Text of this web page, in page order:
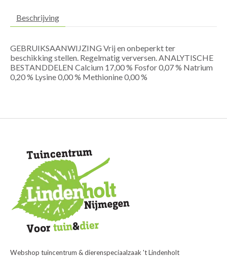
Beschrijving
GEBRUIKSAANWIJZING Vrij en onbeperkt ter
beschikking stellen. Regelmatig verversen. ANALYTISCHE
BESTANDDELEN Calcium 17,00 % Fosfor 0,07 % Natrium
0,20 % Lysine 0,00 % Methionine 0,00 %
Webshop tuincentrum & dierenspeciaalzaak 't Lindenholt